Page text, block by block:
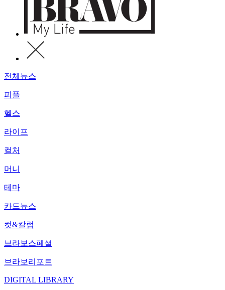
전체뉴스
피플
헬스
라이프
컬처
머니
테마
카드뉴스
컷&칼럼
브라보스페셜
브라보리포트
DIGITAL LIBRARY